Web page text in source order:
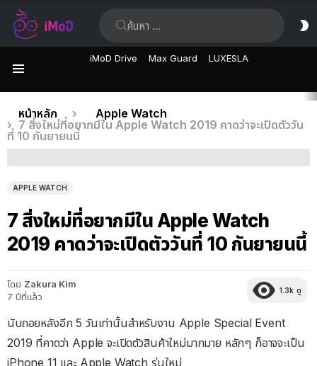
iMoD Drive Max Guard LUXESLA
เรื่อง
ล่าสุด
คุณอยู่ที่นี่:
หน้าหลัก
Apple Watch
7 สิ่งใหม่ที่อยากมีใน Apple Watch 2019 คาดว่าจะเปิดตัววัน
ที่ 10 กันยายนนี้
APPLE WATCH
7 สิ่งใหม่ที่อยากมีใน Apple Watch
2019 คาดว่าจะเปิดตัววันที่ 10 กันยายนนี้
โดย Zakura Kim
7 ปีที่แล้ว
1.3k ดู
นับถอยหลังอีก 5 วันเท่านั้นสำหรับงาน Apple Special Event
2019 ที่คาดว่า Apple จะเปิดตัวสินค้าใหม่มากมาย หลักๆ ก็อาจจะเป็น
iPhone 11 และ Apple Watch รุ่นใหม่